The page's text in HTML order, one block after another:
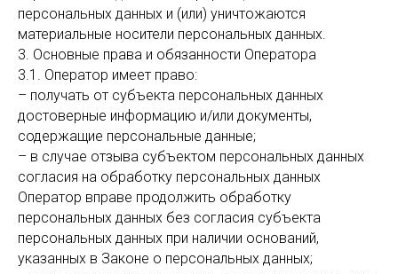
персональных данных и (или) уничтожаются
материальные носители персональных данных.
3. Основные права и обязанности Оператора
3.1. Оператор имеет право:
– получать от субъекта персональных данных
достоверные информацию и/или документы,
содержащие персональные данные;
– в случае отзыва субъектом персональных данных
согласия на обработку персональных данных
Оператор вправе продолжить обработку
персональных данных без согласия субъекта
персональных данных при наличии оснований,
указанных в Законе о персональных данных;